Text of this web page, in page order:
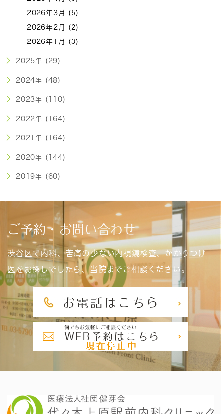
2026年3月 (5)
2026年2月 (2)
2026年1月 (3)
2025年 (29)
2024年 (48)
2023年 (110)
2022年 (164)
2021年 (164)
2020年 (144)
2019年 (60)
ご予約・お問い合わせ
渋谷区で内科、苦痛の少ない内視鏡検査、かかりつけ
医をお探しでしたら、当院までご相談ください。